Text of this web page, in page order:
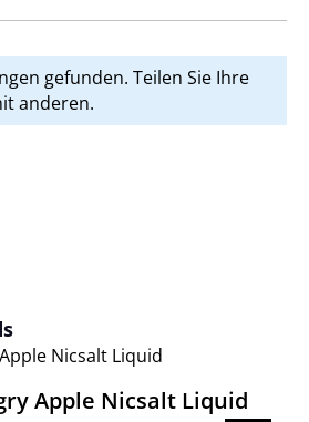
gefunden. Teilen Sie Ihre
anderen.
Apple Nicsalt Liquid